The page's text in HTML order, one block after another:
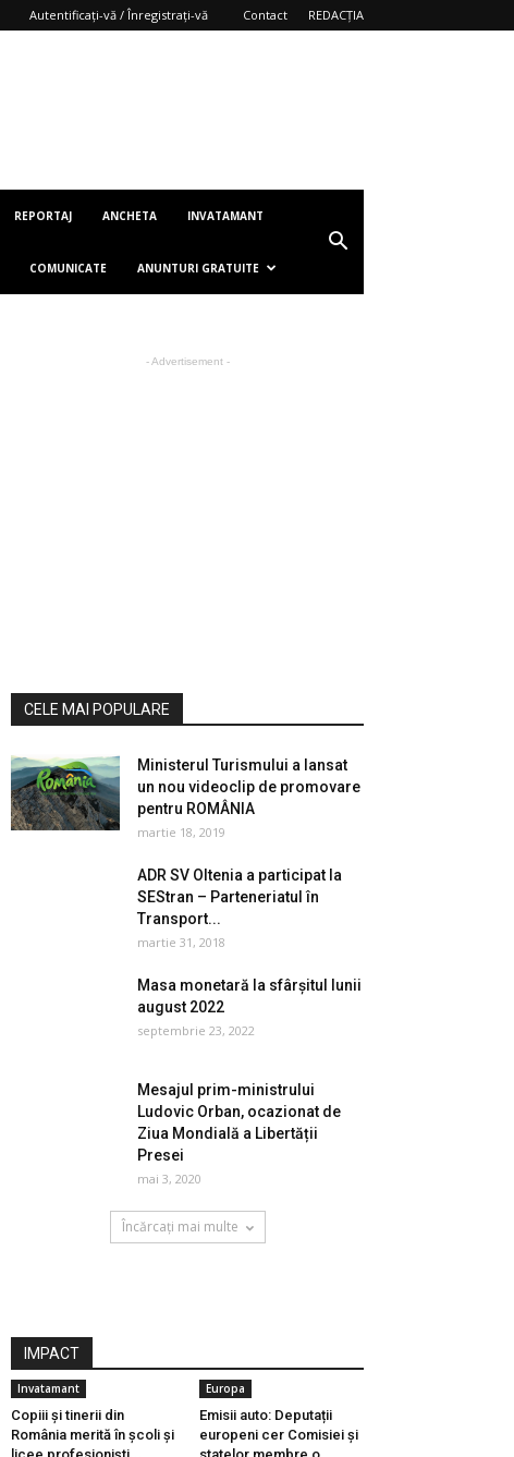
Autentificați-vă / Înregistrați-vă Contact REDACȚIA
REPORTAJ ANCHETA INVATAMANT
COMUNICATE ANUNTURI GRATUITE
- Advertisement -
CELE MAI POPULARE
Ministerul Turismului a lansat
un nou videoclip de promovare
pentru ROMÂNIA
martie 18, 2019
ADR SV Oltenia a participat la
SEStran – Parteneriatul în
Transport...
martie 31, 2018
Masa monetară la sfârșitul lunii
august 2022
septembrie 23, 2022
Mesajul prim-ministrului
Ludovic Orban, ocazionat de
Ziua Mondială a Libertății
Presei
mai 3, 2020
Încărcați mai multe
IMPACT
Invatamant
Copiii și tinerii din
România merită în școli și
Europa
Emisii auto: Deputații
europeni cer Comisiei și